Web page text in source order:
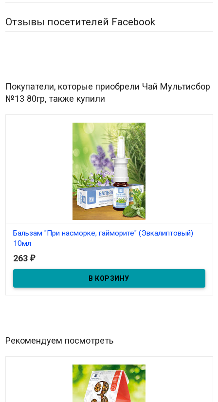
Отзывы посетителей Facebook
Покупатели, которые приобрели Чай Мультисбор
№13 80гр, также купили
Бальзам "При насморке, гайморите" (Эвкалиптовый)
10мл
В наличии
Бальзам-спрей "При насморке, гайморите" 10мл
263 ₽
Рекомендуем посмотреть